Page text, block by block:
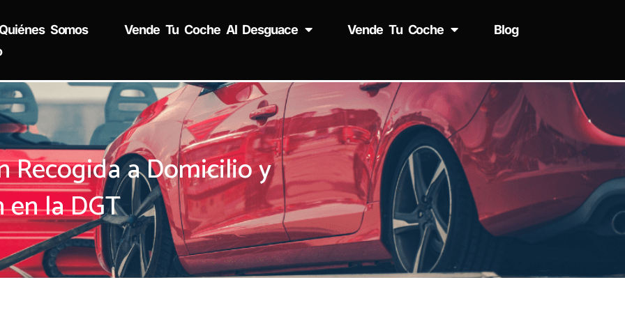
Somos Vende Tu Coche Al Desguace Vende Tu Coche
Blog
Recogida a Domicilio y
la DGT